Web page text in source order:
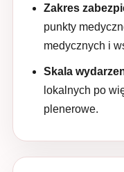
Zakres
punkty
medycznych i
Skala
lokalnych po
plenerowe.